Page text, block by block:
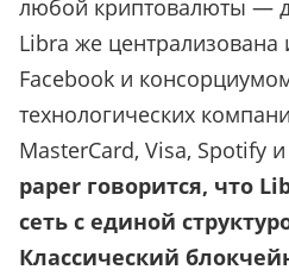
любой криптовалюты —
Libra же централизована
Facebook и
технологических
MasterCard, Visa, Spotify
paper говорится, что
сеть с единой
Классический